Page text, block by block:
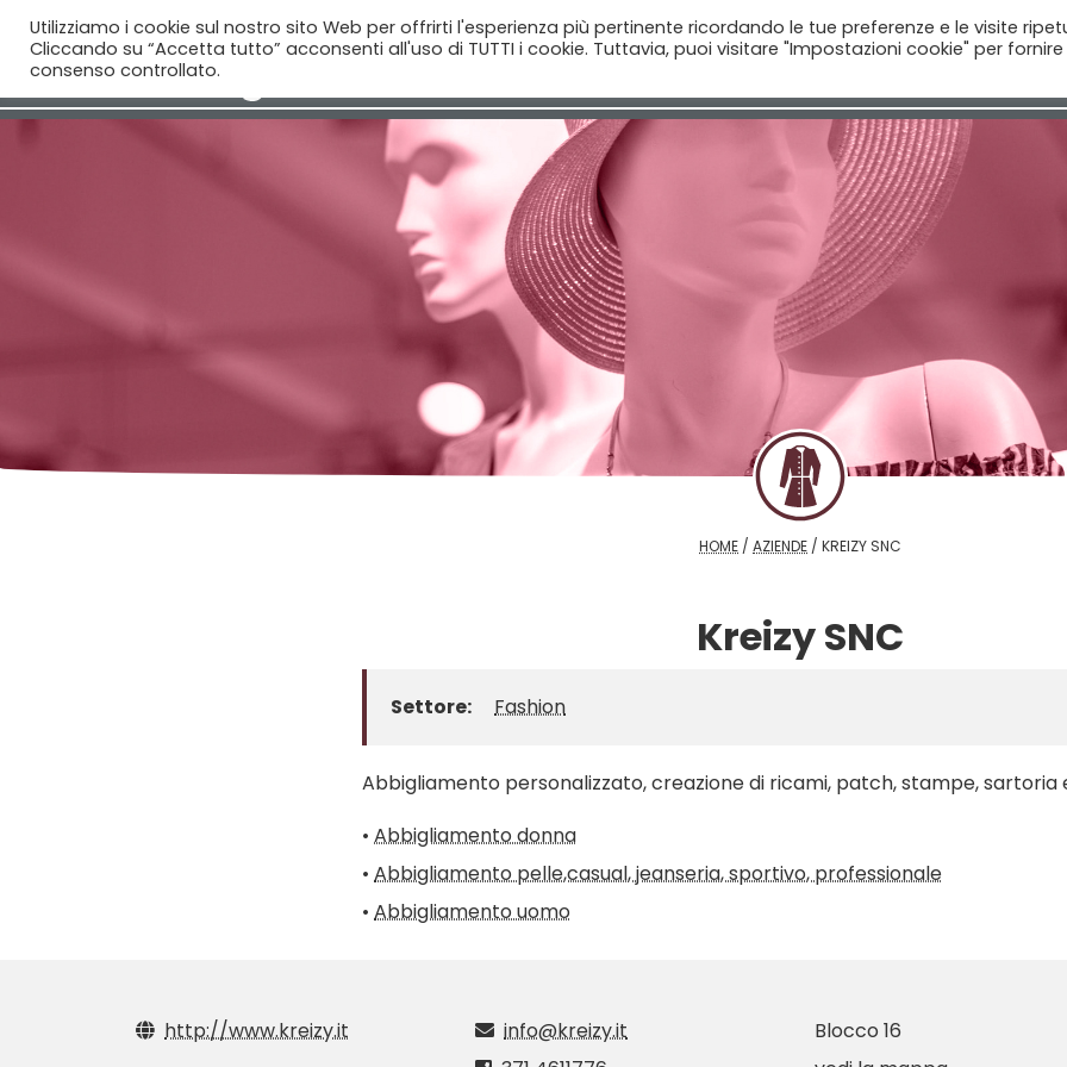
Home Aziende Il Catalogo Notizie
HOME / AZIENDE / KREIZY SNC
Kreizy SNC
Settore: Fashion
Abbigliamento personalizzato, creazione di ricami, patch, stampe, sartoria
• Abbigliamento donna
• Abbigliamento pelle,casual, jeanseria, sportivo, professionale
• Abbigliamento uomo
http://www.kreizy.it
info@kreizy.it
Blocco 16
Utilizziamo i cookie sul nostro sito Web per offrirti l'esperienza più pertinente ricordando le tue preferenze e le visite
Cliccando su “Accetta tutto” acconsenti all'uso di TUTTI i cookie. Tuttavia, puoi visitare "Impostazioni cookie" per fornire
consenso controllato.